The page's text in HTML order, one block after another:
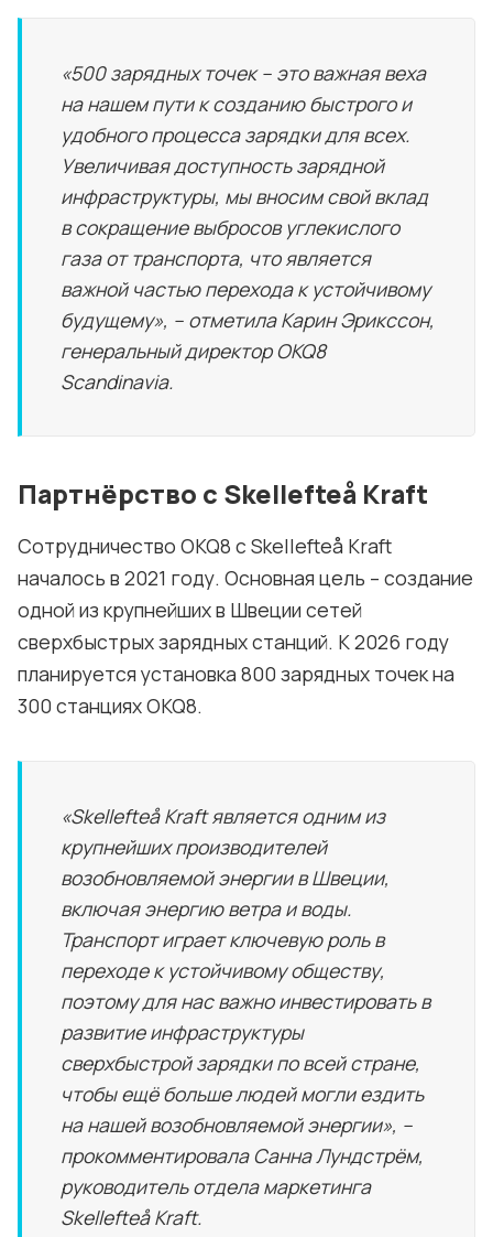
«500 зарядных точек – это важная веха
на нашем пути к созданию быстрого и
удобного процесса зарядки для всех.
Увеличивая доступность зарядной
инфраструктуры, мы вносим свой вклад
в сокращение выбросов углекислого
газа от транспорта, что является
важной частью перехода к устойчивому
будущему», – отметила Карин Эрикссон,
генеральный директор OKQ8
Scandinavia.
Партнёрство с Skellefteå Kraft
Сотрудничество OKQ8 с Skellefteå Kraft
началось в 2021 году. Основная цель – создание
одной из крупнейших в Швеции сетей
сверхбыстрых зарядных станций. К 2026 году
планируется установка 800 зарядных точек на
300 станциях OKQ8.
«Skellefteå Kraft является одним из
крупнейших производителей
возобновляемой энергии в Швеции,
включая энергию ветра и воды.
Транспорт играет ключевую роль в
переходе к устойчивому обществу,
поэтому для нас важно инвестировать в
развитие инфраструктуры
сверхбыстрой зарядки по всей стране,
чтобы ещё больше людей могли ездить
на нашей возобновляемой энергии», –
прокомментировала Санна Лундстрём,
руководитель отдела маркетинга
Skellefteå Kraft.